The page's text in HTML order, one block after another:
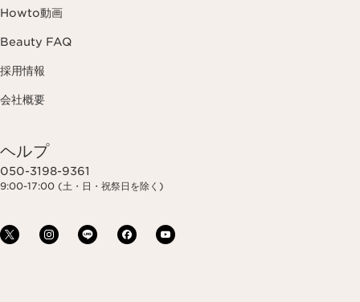
Howto動画
Beauty FAQ
採用情報
会社概要
ヘルプ
050-3198-9361
9:00-17:00 (土・日・祝祭日を除く)